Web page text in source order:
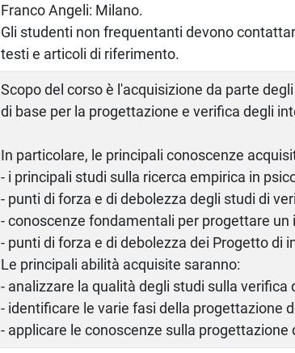
Franco Angeli: Milano.
Gli studenti non frequentanti devono
testi e articoli di riferimento.
Scopo del corso è l'acquisizione da parte
di base per la progettazione e verifica degli
In particolare, le principali conoscenze
- i principali studi sulla ricerca empirica in
- punti di forza e di debolezza degli studi di
- conoscenze fondamentali per progettare un
- punti di forza e di debolezza dei Progetto di
Le principali abilità acquisite saranno:
- analizzare la qualità degli studi sulla verifica
- identificare le varie fasi della progettazione
- applicare le conoscenze sulla progettazione